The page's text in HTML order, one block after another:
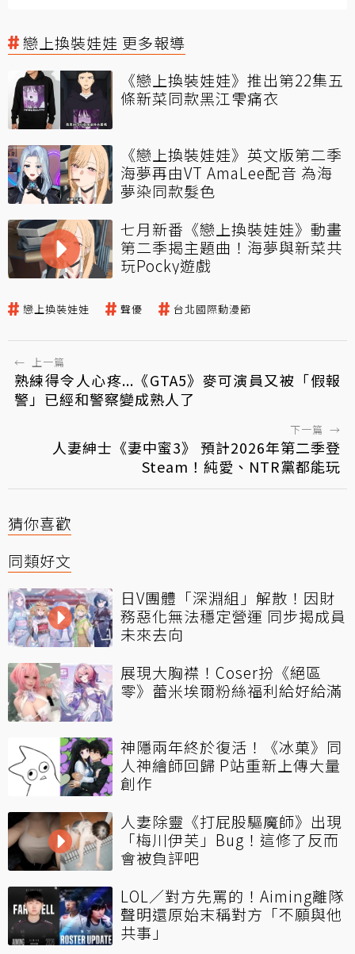
戀上換裝娃娃 更多報導
《戀上換裝娃娃》推出第22集五
條新菜同款黑江雫痛衣
《戀上換裝娃娃》英文版第二季
海夢再由VT AmaLee配音 為海
夢染同款髮色
七月新番《戀上換裝娃娃》動畫
第二季揭主題曲！海夢與新菜共
玩Pocky遊戲
戀上換裝娃娃 聲優 台北國際動漫節
← 上一篇
熟練得令人心疼...《GTA5》麥可演員又被「假報
警」已經和警察變成熟人了
下一篇 →
人妻紳士《妻中蜜3》 預計2026年第二季登
Steam！純愛、NTR黨都能玩
猜你喜歡
同類好文
日V團體「深淵組」解散！因財
務惡化無法穩定營運 同步揭成員
未來去向
展現大胸襟！Coser扮《絕區
零》蕾米埃爾粉絲福利給好給滿
神隱兩年終於復活！《冰菓》同
人神繪師回歸 P站重新上傳大量
創作
人妻除靈《打屁股驅魔師》出現
「梅川伊芙」Bug！這修了反而
會被負評吧
LOL／對方先罵的！Aiming離隊
聲明還原始末稱對方「不願與他
共事」